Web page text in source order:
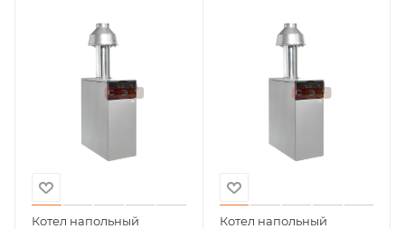
Котел напольный
Котел напольный